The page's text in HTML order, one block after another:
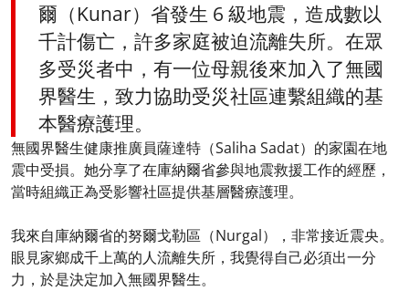
爾（Kunar）省發生 6 級地震，造成數以
千計傷亡，許多家庭被迫流離失所。在眾
多受災者中，有一位母親後來加入了無國
界醫生，致力協助受災社區連繫組織的基
本醫療護理。
無國界醫生健康推廣員薩達特（Saliha Sadat）的家園在地
震中受損。她分享了在庫納爾省參與地震救援工作的經歷，
當時組織正為受影響社區提供基層醫療護理。
我來自庫納爾省的努爾戈勒區（Nurgal），非常接近震央。
眼見家鄉成千上萬的人流離失所，我覺得自己必須出一分
力，於是決定加入無國界醫生。